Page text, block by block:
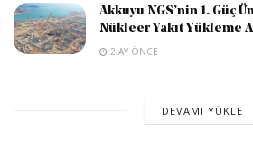
Akkuyu NGS’nin 1. Güç
Nükleer Yakıt Yükleme
2 AY ÖNCE
DEVAMI YÜKLE